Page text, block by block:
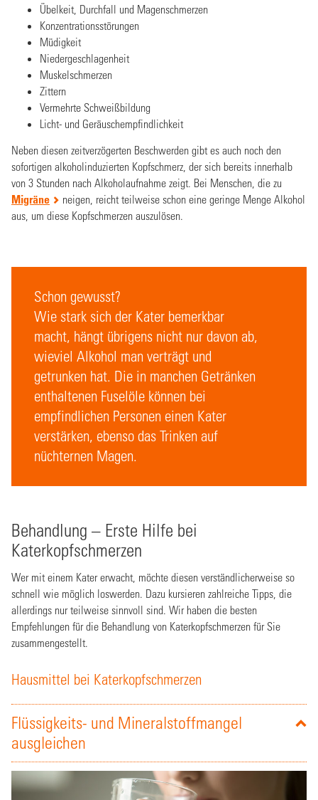
Übelkeit, Durchfall und Magenschmerzen
Konzentrationsstörungen
Müdigkeit
Niedergeschlagenheit
Muskelschmerzen
Zittern
Vermehrte Schweißbildung
Licht- und Geräuschempfindlichkeit
Neben diesen zeitverzögerten Beschwerden gibt es auch noch den
sofortigen alkoholinduzierten Kopfschmerz, der sich bereits innerhalb
von 3 Stunden nach Alkoholaufnahme zeigt. Bei Menschen, die zu
Migräne
neigen, reicht teilweise schon eine geringe Menge Alkohol
aus, um diese Kopfschmerzen auszulösen.
Schon gewusst?
Wie stark sich der Kater bemerkbar
macht, hängt übrigens nicht nur davon ab,
wieviel Alkohol man verträgt und
getrunken hat. Die in manchen Getränken
enthaltenen Fuselöle können bei
empfindlichen Personen einen Kater
verstärken, ebenso das Trinken auf
nüchternen Magen.
Behandlung – Erste Hilfe bei
Katerkopfschmerzen
Wer mit einem Kater erwacht, möchte diesen verständlicherweise so
schnell wie möglich loswerden. Dazu kursieren zahlreiche Tipps, die
allerdings nur teilweise sinnvoll sind. Wir haben die besten
Empfehlungen für die Behandlung von Katerkopfschmerzen für Sie
zusammengestellt.
Hausmittel bei Katerkopfschmerzen
Flüssigkeits- und Mineralstoffmangel
ausgleichen